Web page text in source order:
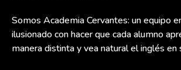
Somos Academia Cervantes: un equipo
ilusionado con hacer que cada alumno
manera distinta y vea natural el inglés en